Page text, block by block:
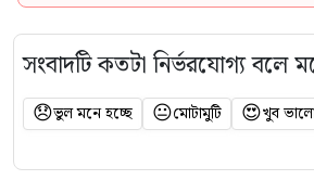
সংবাদটি কতটা নির্ভরযোগ্য বলে
😞ভুল মনে হচ্ছে 😐মোটামুটি 😍খুব ভালো